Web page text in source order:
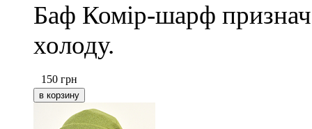
Баф Комір-шарф
холоду.
150 грн